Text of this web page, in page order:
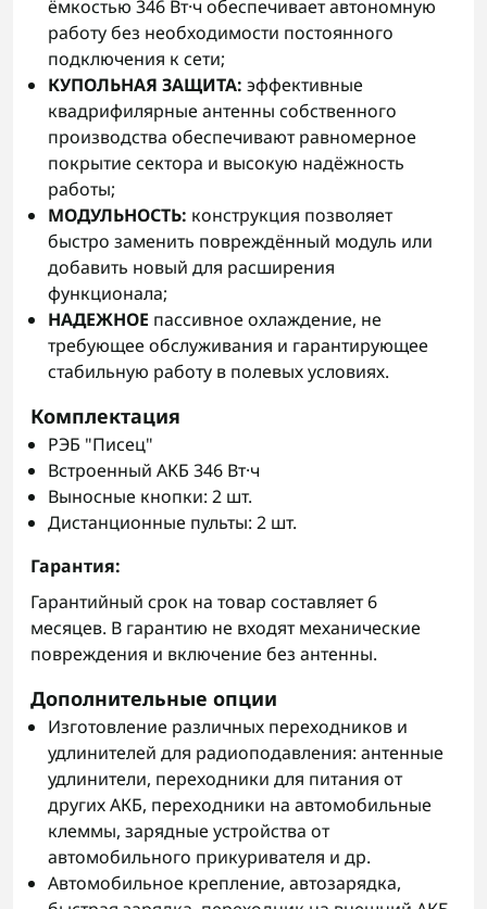
ёмкостью 346 Вт·ч обеспечивает автономную
работу без необходимости постоянного
подключения к сети;
КУПОЛЬНАЯ ЗАЩИТА: эффективные
квадрифилярные антенны собственного
производства обеспечивают равномерное
покрытие сектора и высокую надёжность
работы;
МОДУЛЬНОСТЬ: конструкция позволяет
быстро заменить повреждённый модуль или
добавить новый для расширения
функционала;
НАДЕЖНОЕ пассивное охлаждение, не
требующее обслуживания и гарантирующее
стабильную работу в полевых условиях.
Комплектация
РЭБ "Писец"
Встроенный АКБ 346 Вт·ч
Выносные кнопки: 2 шт.
Дистанционные пульты: 2 шт.
Гарантия:
Гарантийный срок на товар составляет 6
месяцев. В гарантию не входят механические
повреждения и включение без антенны.
Дополнительные опции
Изготовление различных переходников и
удлинителей для радиоподавления: антенные
удлинители, переходники для питания от
других АКБ, переходники на автомобильные
клеммы, зарядные устройства от
автомобильного прикуривателя и др.
Автомобильное крепление, автозарядка,